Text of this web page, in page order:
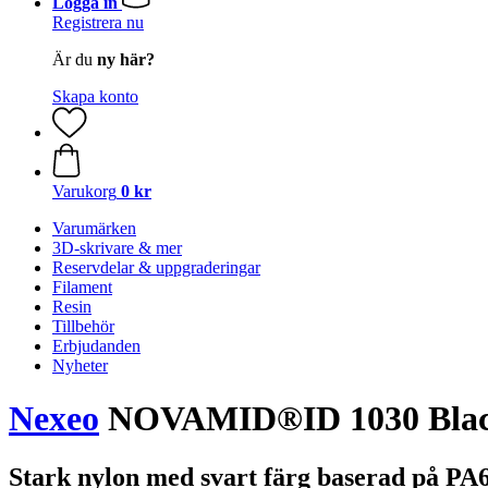
Registrera nu
Är du ny här?
Skapa konto
Varukorg 0 kr
Varumärken
3D-skrivare & mer
Reservdelar & uppgraderingar
Filament
Resin
Tillbehör
Erbjudanden
Nyheter
Nexeo NOVAMID®ID 1030
Stark nylon med svart färg baserad på